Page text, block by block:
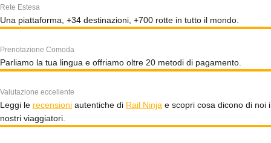
Rete Estesa
Una piattaforma, +34 destinazioni, +700 rotte in tutto il mondo.
Prenotazione Comoda
Parliamo la tua lingua e offriamo oltre 20 metodi di pagamento.
Valutazione eccellente
Leggi le recensioni autentiche di Rail Ninja e scopri cosa dicono di noi i
nostri viaggiatori.